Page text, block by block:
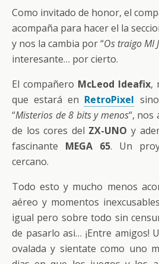
Como invitado de honor, el
acompaña para hacer el la
y nos la cambia por “Os traigo MI
interesante… por cierto.
El compañero McLeod Ideafix,
que estará en RetroPixel
“Misterios de 8 bits y menos“, nos
de los cores del ZX-UNO y
fascinante MEGA 65. Un
cercano.
Todo esto y mucho menos
aéreo y momentos
igual pero sobre todo sin
de pasarlo asi… ¡Entre amigos!
ovalada y sientate como uno